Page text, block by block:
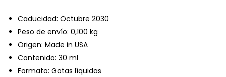
Caducidad: Octubre 2030
Peso de envío: 0,100 kg
Origen: Made in USA
Contenido: 30 ml
Formato: Gotas líquidas